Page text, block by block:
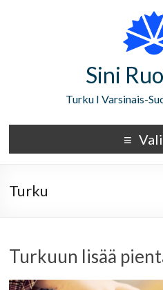
Sini
Turku I Varsinais-
Turku
Turkuun lisää